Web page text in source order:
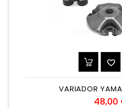
VARIADOR
48,00